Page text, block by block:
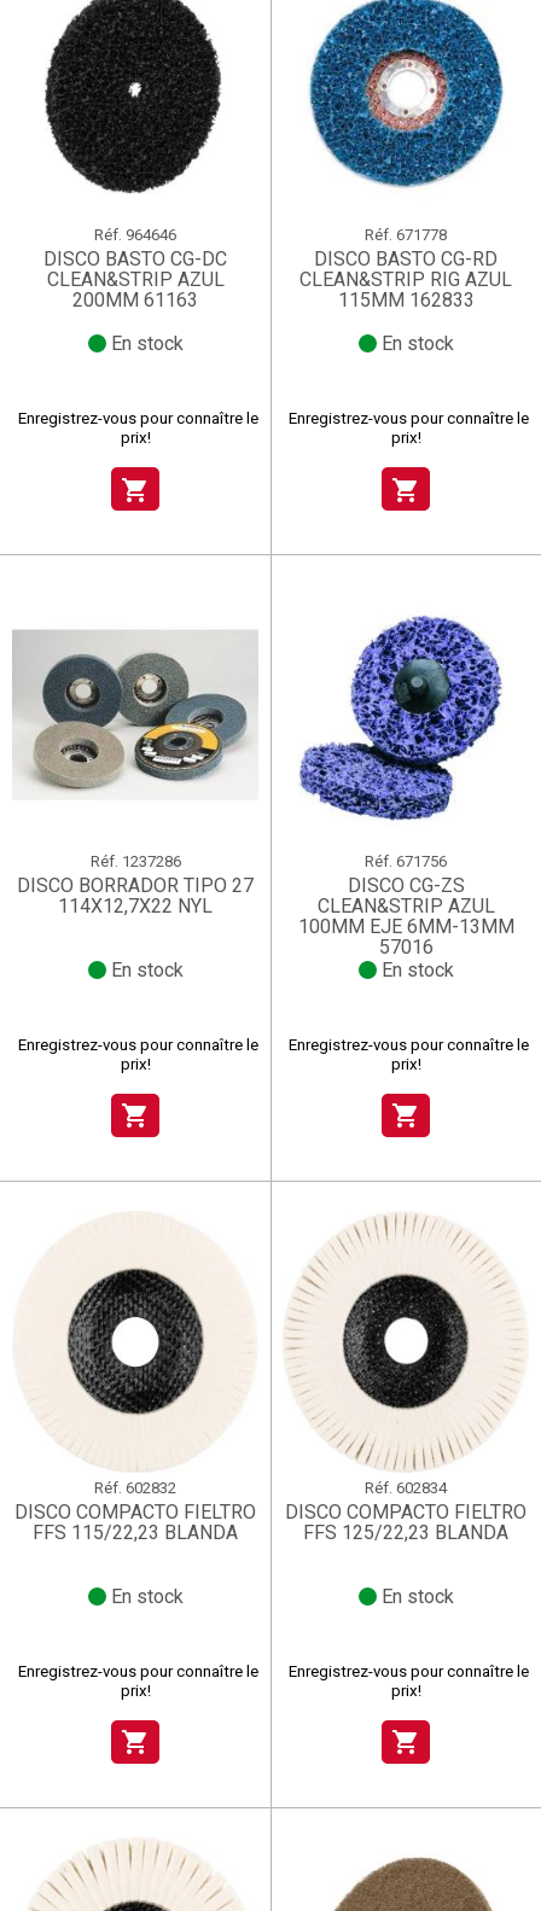
Réf. 964646
DISCO BASTO CG-DC
CLEAN&STRIP AZUL
200MM 61163
En stock
Enregistrez-vous pour connaître le
prix!
shopping_cart
Réf. 671778
DISCO BASTO CG-RD
CLEAN&STRIP RIG AZUL
115MM 162833
En stock
Enregistrez-vous pour connaître le
prix!
shopping_cart
Réf. 1237286
DISCO BORRADOR TIPO 27
114X12,7X22 NYL
En stock
Enregistrez-vous pour connaître le
prix!
shopping_cart
Réf. 671756
DISCO CG-ZS
CLEAN&STRIP AZUL
100MM EJE 6MM-13MM
57016
En stock
Enregistrez-vous pour connaître le
prix!
shopping_cart
Réf. 602832
DISCO COMPACTO FIELTRO
FFS 115/22,23 BLANDA
En stock
Enregistrez-vous pour connaître le
prix!
shopping_cart
Réf. 602834
DISCO COMPACTO FIELTRO
FFS 125/22,23 BLANDA
En stock
Enregistrez-vous pour connaître le
prix!
shopping_cart